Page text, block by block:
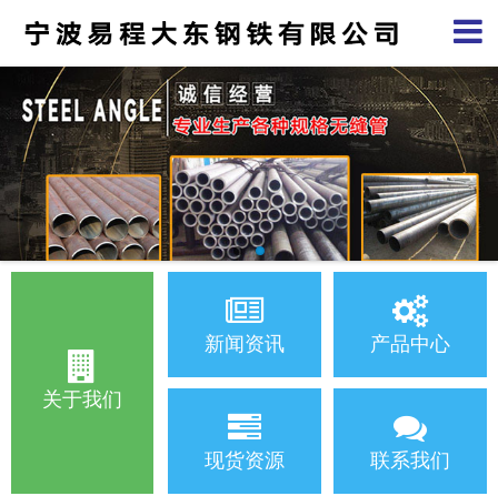
关于我们
新闻资讯 产品中心
现货资源 联系我们